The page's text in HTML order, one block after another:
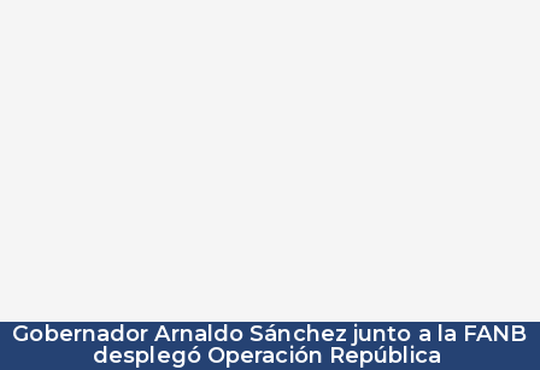
Gobernador Arnaldo Sánchez junto a la FANB
desplegó Operación República